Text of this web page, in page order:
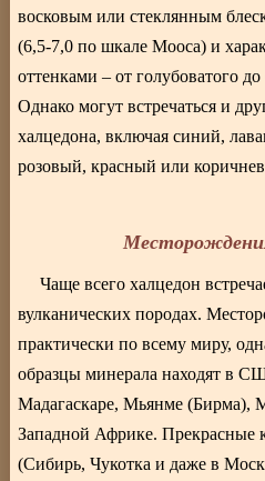
восковым или стеклянным
(6,5-7,0 по шкале Мооса) и
оттенками – от голубоватого
Однако могут встречаться и
халцедона, включая синий,
розовый, красный или
Чаще всего халцедон
вулканических породах.
практически по всему миру,
образцы минерала находят в
Мадагаскаре, Мьянме (Бирма),
Западной Африке. Прекрасные
(Сибирь, Чукотка и даже в